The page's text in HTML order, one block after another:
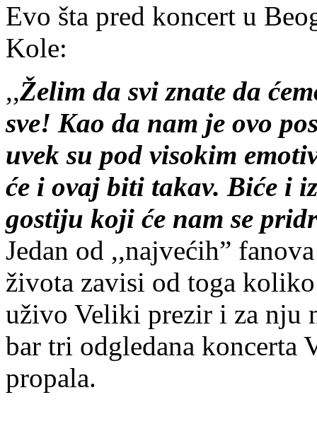
Evo šta pred koncert u
Kole:
,,Želim da svi znate da
sve! Kao da nam je ovo
uvek su pod visokim
će i ovaj biti takav. Biće i
gostiju koji će nam se
Jedan od ,,najvećih”
života zavisi od toga
uživo Veliki prezir i za nju
bar tri odgledana koncerta
propala.